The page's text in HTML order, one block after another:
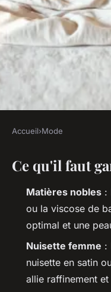
Top
nuit pour
et confort
Radegonda 28/04/2026
Accueil›Mode
Ce qu'il faut
Matières nobles :
ou la viscose de
optimal et une
Nuisette femme :
nuisette en satin
allie raffinement